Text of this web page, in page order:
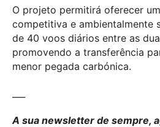
O projeto permitirá oferecer
competitiva e ambientalmente
de 40 voos diários entre as
promovendo a transferência
menor pegada carbónica.
A sua newsletter de sempre,